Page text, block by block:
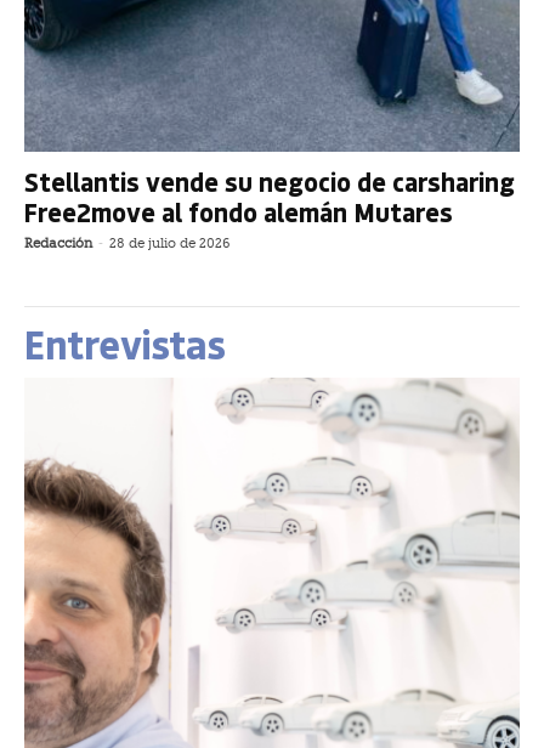
Stellantis vende su negocio de carsharing
Free2move al fondo alemán Mutares
Redacción - 28 de julio de 2026
Entrevistas